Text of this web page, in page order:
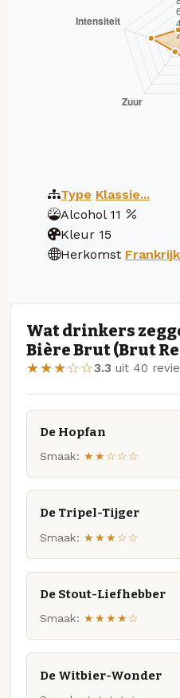
Type Klassie...
Alcohol 11
Kleur 15
Herkomst Frankrijk
Wat drinkers
Bière Brut (Brut
★★★☆☆3.3 uit 40
De Hopfan
Smaak: ★★☆☆☆
De Tripel-Tijger
Smaak: ★★★☆☆
De Stout-Liefhebber
Smaak: ★★★★☆
De Witbier-Wonder